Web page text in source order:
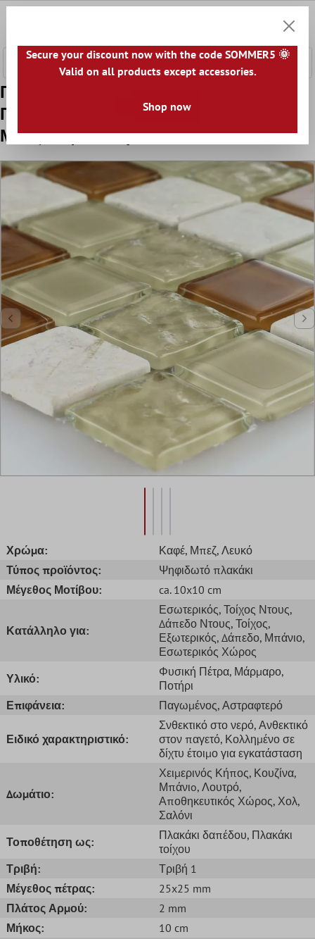
Πρότυπο Ποτήρι Μάρμαρο Φυσική
Πέτρα Ψηφιδωτά Πλακάκια Epsilon
Μπεζ Kαφέ Ασπρο
Χρώμα: Καφέ, Μπεζ, Λευκό
Τύπος προϊόντος:
Ψηφιδωτό πλακάκι
Μέγεθος Μοτίβου:
ca. 10x10 cm
Κατάλληλο για:
Εσωτερικός, Τοίχος Ντους,
Δάπεδο Ντους, Τοίχος,
Εξωτερικός, Δάπεδο, Μπάνιο,
Εσωτερικός Χώρος
Υλικό:
Φυσική Πέτρα, Μάρμαρο,
Ποτήρι
Επιφάνεια:
Παγωμένος, Αστραφτερό
Ειδικό χαρακτηριστικό:
Σνθεκτικό στο νερό, Ανθεκτικό
στον παγετό, Κολλημένο σε
δίχτυ έτοιμο για εγκατάσταση
Δωμάτιο:
Χειμερινός Κήπος, Κουζίνα,
Μπάνιo, Λουτρό,
Αποθηκευτικός Χώρος, Χολ,
Σαλόνι
Τοποθέτηση ως:
Πλακάκι δαπέδου, Πλακάκι
τοίχου
Τριβή:
Τριβή 1
Μέγεθος πέτρας:
25x25 mm
Πλάτος Αρμού:
2 mm
Μήκος:
10 cm
Secure your discount now with the code SOMMER5 🌞
Valid on all products except accessories.
Shop now